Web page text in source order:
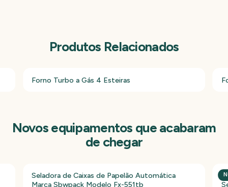
Produtos Relacionados
Forno Turbo a Gás 4 Esteiras
Novos equipamentos que acabaram
de chegar
Seladora de Caixas de Papelão Automática
Marca Sbwpack Modelo Fx-551tb